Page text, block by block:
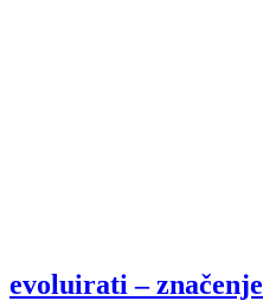
evoluirati – značenje